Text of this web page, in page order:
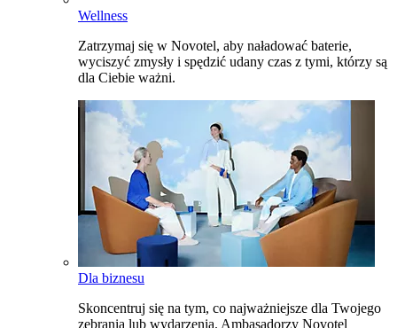
Wellness
Zatrzymaj się w Novotel, aby naładować baterie,
wyciszyć zmysły i spędzić udany czas z tymi, którzy są
dla Ciebie ważni.
Dla biznesu
Skoncentruj się na tym, co najważniejsze dla Twojego
zebrania lub wydarzenia. Ambasadorzy Novotel